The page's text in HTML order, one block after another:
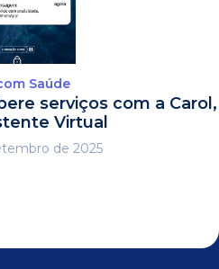
Saúde
serviços com a Carol,
Virtual
de 2025